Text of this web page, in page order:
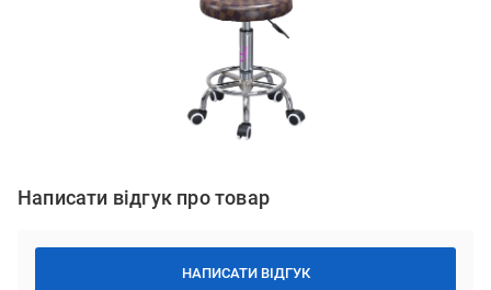
Написати відгук про товар
НАПИСАТИ ВІДГУК